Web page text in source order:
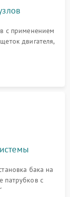
с применением
двигателя,
бака на
патрубков с
стыков